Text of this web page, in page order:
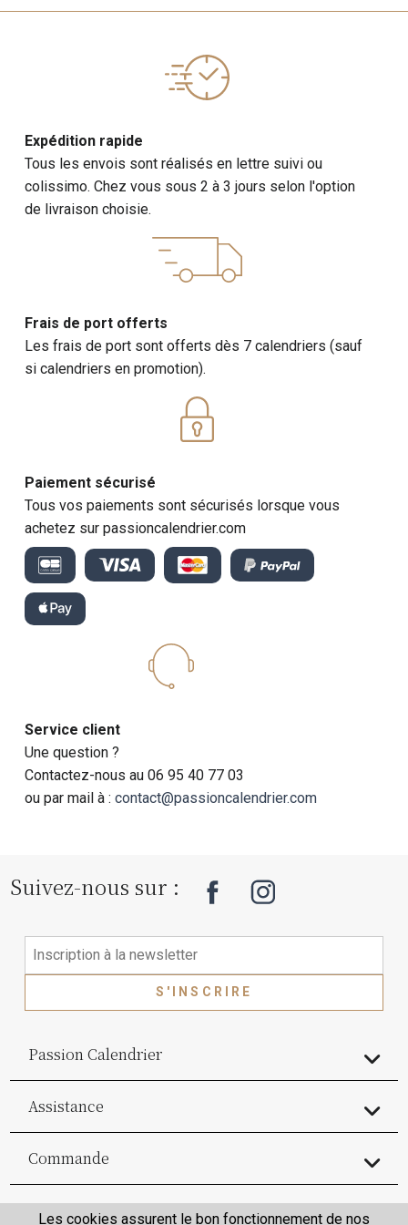
Expédition rapide
Tous les envois sont réalisés en lettre suivi ou
colissimo. Chez vous sous 2 à 3 jours selon l'option
de livraison choisie.
Frais de port offerts
Les frais de port sont offerts dès 7 calendriers (sauf
si calendriers en promotion).
Paiement sécurisé
Tous vos paiements sont sécurisés lorsque vous
achetez sur passioncalendrier.com
Service client
Une question ?
Contactez-nous au 06 95 40 77 03
ou par mail à :contact@passioncalendrier.com
Suivez-nous sur :
S'INSCRIRE
Passion Calendrier
Assistance
Commande
Commande
Les cookies assurent le bon fonctionnement de nos